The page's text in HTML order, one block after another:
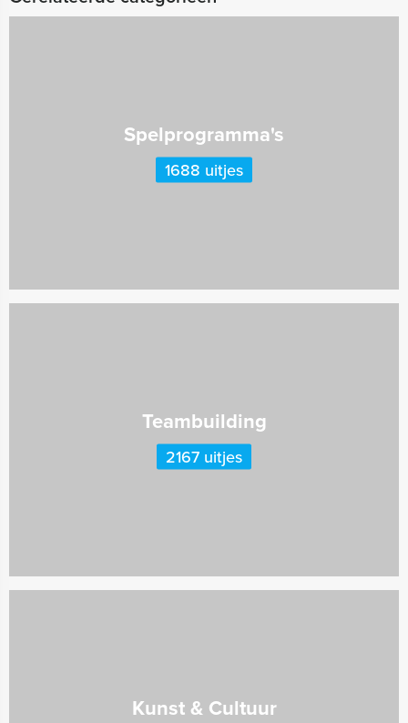
Spelprogramma's
1688 uitjes
Teambuilding
2167 uitjes
Kunst & Cultuur